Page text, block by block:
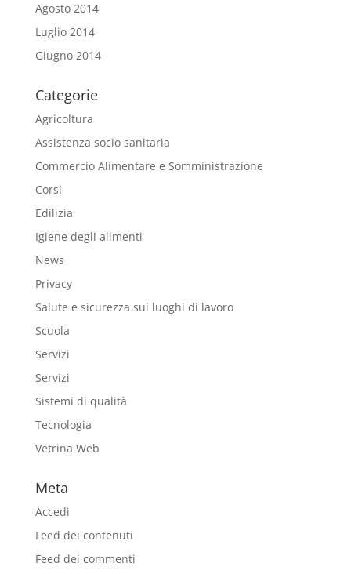
Agosto 2014
Luglio 2014
Giugno 2014
Categorie
Agricoltura
Assistenza socio sanitaria
Commercio Alimentare e Somministrazione
Corsi
Edilizia
Igiene degli alimenti
News
Privacy
Salute e sicurezza sui luoghi di lavoro
Scuola
Servizi
Servizi
Sistemi di qualità
Tecnologia
Vetrina Web
Meta
Accedi
Feed dei contenuti
Feed dei commenti